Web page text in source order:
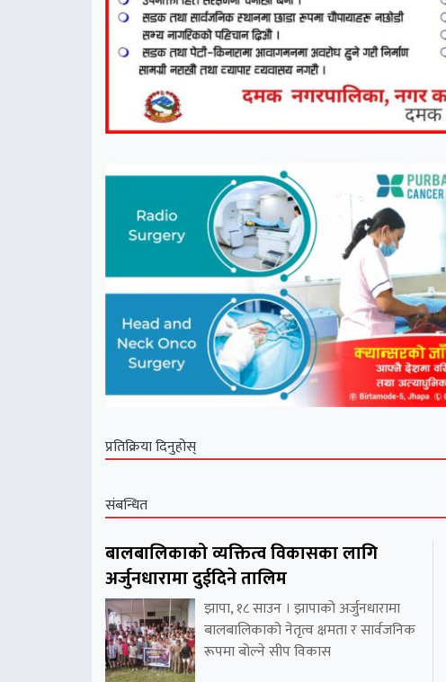
प्रतिक्रिया दिनुहोस्
संबन्धित
बालबालिकाको व्यक्तित्व विकासका लागि
अर्जुनधारामा दुईदिने तालिम
झापा, १८ साउन । झापाको अर्जुनधारामा
बालबालिकाको नेतृत्व क्षमता र सार्वजनिक
रूपमा बोल्ने सीप विकास